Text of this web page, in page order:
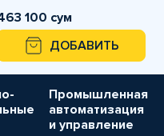
лазерные линии,
1000 mAh.
100 сум
ДОБАВИТЬ
Промышленная
автоматизация
и управление